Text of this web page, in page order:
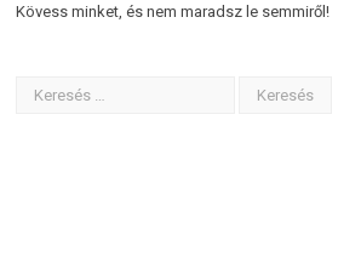
Kövess minket, és nem maradsz le semmiről!